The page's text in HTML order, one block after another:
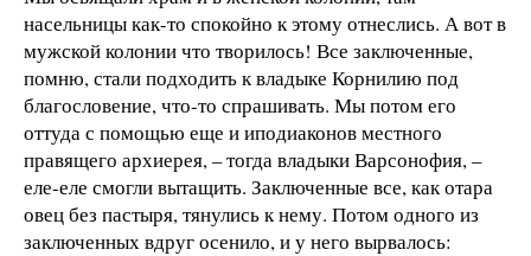
насельницы как-то спокойно к этому отнеслись. А вот в
мужской колонии что творилось! Все заключенные,
помню, стали подходить к владыке Корнилию под
благословение, что-то спрашивать. Мы потом его
оттуда с помощью еще и иподиаконов местного
правящего архиерея, – тогда владыки Варсонофия, –
еле-еле смогли вытащить. Заключенные все, как отара
овец без пастыря, тянулись к нему. Потом одного из
заключенных вдруг осенило, и у него вырвалось: